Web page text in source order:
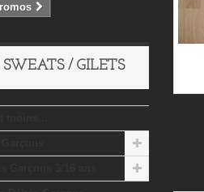
/ GILETS